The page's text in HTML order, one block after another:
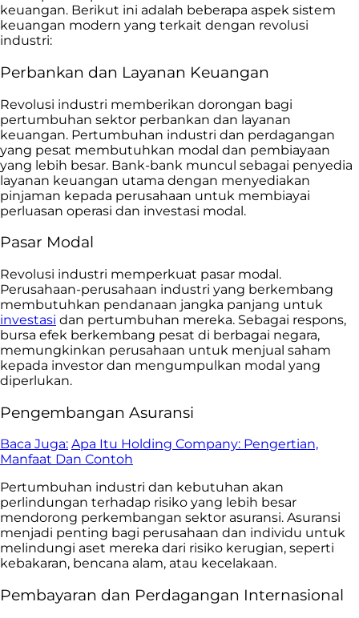
keuangan. Berikut ini adalah beberapa aspek sistem
keuangan modern yang terkait dengan revolusi
industri:
Perbankan dan Layanan Keuangan
Revolusi industri memberikan dorongan bagi
pertumbuhan sektor perbankan dan layanan
keuangan. Pertumbuhan industri dan perdagangan
yang pesat membutuhkan modal dan pembiayaan
yang lebih besar. Bank-bank muncul sebagai penyedia
layanan keuangan utama dengan menyediakan
pinjaman kepada perusahaan untuk membiayai
perluasan operasi dan investasi modal.
Pasar Modal
Revolusi industri memperkuat pasar modal.
Perusahaan-perusahaan industri yang berkembang
membutuhkan pendanaan jangka panjang untuk
investasi dan pertumbuhan mereka. Sebagai respons,
bursa efek berkembang pesat di berbagai negara,
memungkinkan perusahaan untuk menjual saham
kepada investor dan mengumpulkan modal yang
diperlukan.
Pengembangan Asuransi
Baca Juga: Apa Itu Holding Company: Pengertian,
Manfaat Dan Contoh
Pertumbuhan industri dan kebutuhan akan
perlindungan terhadap risiko yang lebih besar
mendorong perkembangan sektor asuransi. Asuransi
menjadi penting bagi perusahaan dan individu untuk
melindungi aset mereka dari risiko kerugian, seperti
kebakaran, bencana alam, atau kecelakaan.
Pembayaran dan Perdagangan Internasional